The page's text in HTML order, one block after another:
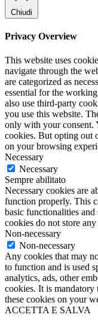
Chiudi
Privacy Overview
This website uses
navigate through the
are categorized as
essential for the
also use third-party
you use this website.
only with your consent.
cookies. But opting out
on your browsing
Necessary
Necessary
Sempre abilitato
Necessary cookies are
function properly. This
basic functionalities and
cookies do not store
Non-necessary
Non-necessary
Any cookies that may
to function and is used
analytics, ads, other
cookies. It is mandatory
these cookies on your
ACCETTA E SALVA